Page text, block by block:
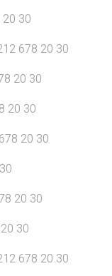
20 30
678 20 30
20 30
20 30
20 30
20 30
30
678 20 30